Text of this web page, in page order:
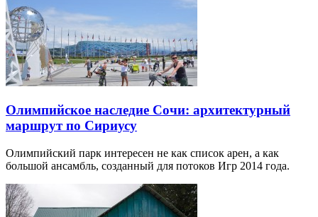
Олимпийское наследие Сочи: архитектурный
маршрут по Сириусу
Олимпийский парк интересен не как список арен, а как
большой ансамбль, созданный для потоков Игр 2014 года.